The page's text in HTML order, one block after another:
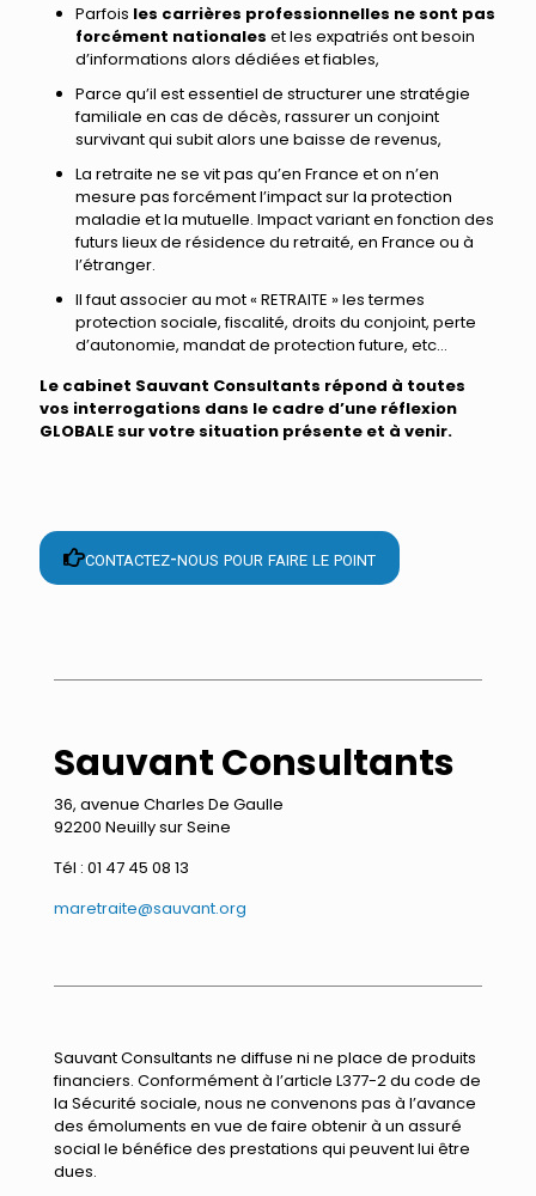
Parfois les carrières professionnelles ne sont pas
forcément nationales et les expatriés ont besoin
d’informations alors dédiées et fiables,
Parce qu’il est essentiel de structurer une stratégie
familiale en cas de décès, rassurer un conjoint
survivant qui subit alors une baisse de revenus,
La retraite ne se vit pas qu’en France et on n’en
mesure pas forcément l’impact sur la protection
maladie et la mutuelle. Impact variant en fonction des
futurs lieux de résidence du retraité, en France ou à
l’étranger.
Il faut associer au mot « RETRAITE » les termes
protection sociale, fiscalité, droits du conjoint, perte
d’autonomie, mandat de protection future, etc…
Le cabinet Sauvant Consultants répond à toutes
vos interrogations dans le cadre d’une réflexion
GLOBALE sur votre situation présente et à venir.
contactez-nous pour faire le point
Sauvant Consultants
36, avenue Charles De Gaulle
92200 Neuilly sur Seine
Tél : 01 47 45 08 13
maretraite@sauvant.org
Sauvant Consultants ne diffuse ni ne place de produits
financiers. Conformément à l’article L377-2 du code de
la Sécurité sociale, nous ne convenons pas à l’avance
des émoluments en vue de faire obtenir à un assuré
social le bénéfice des prestations qui peuvent lui être
dues.